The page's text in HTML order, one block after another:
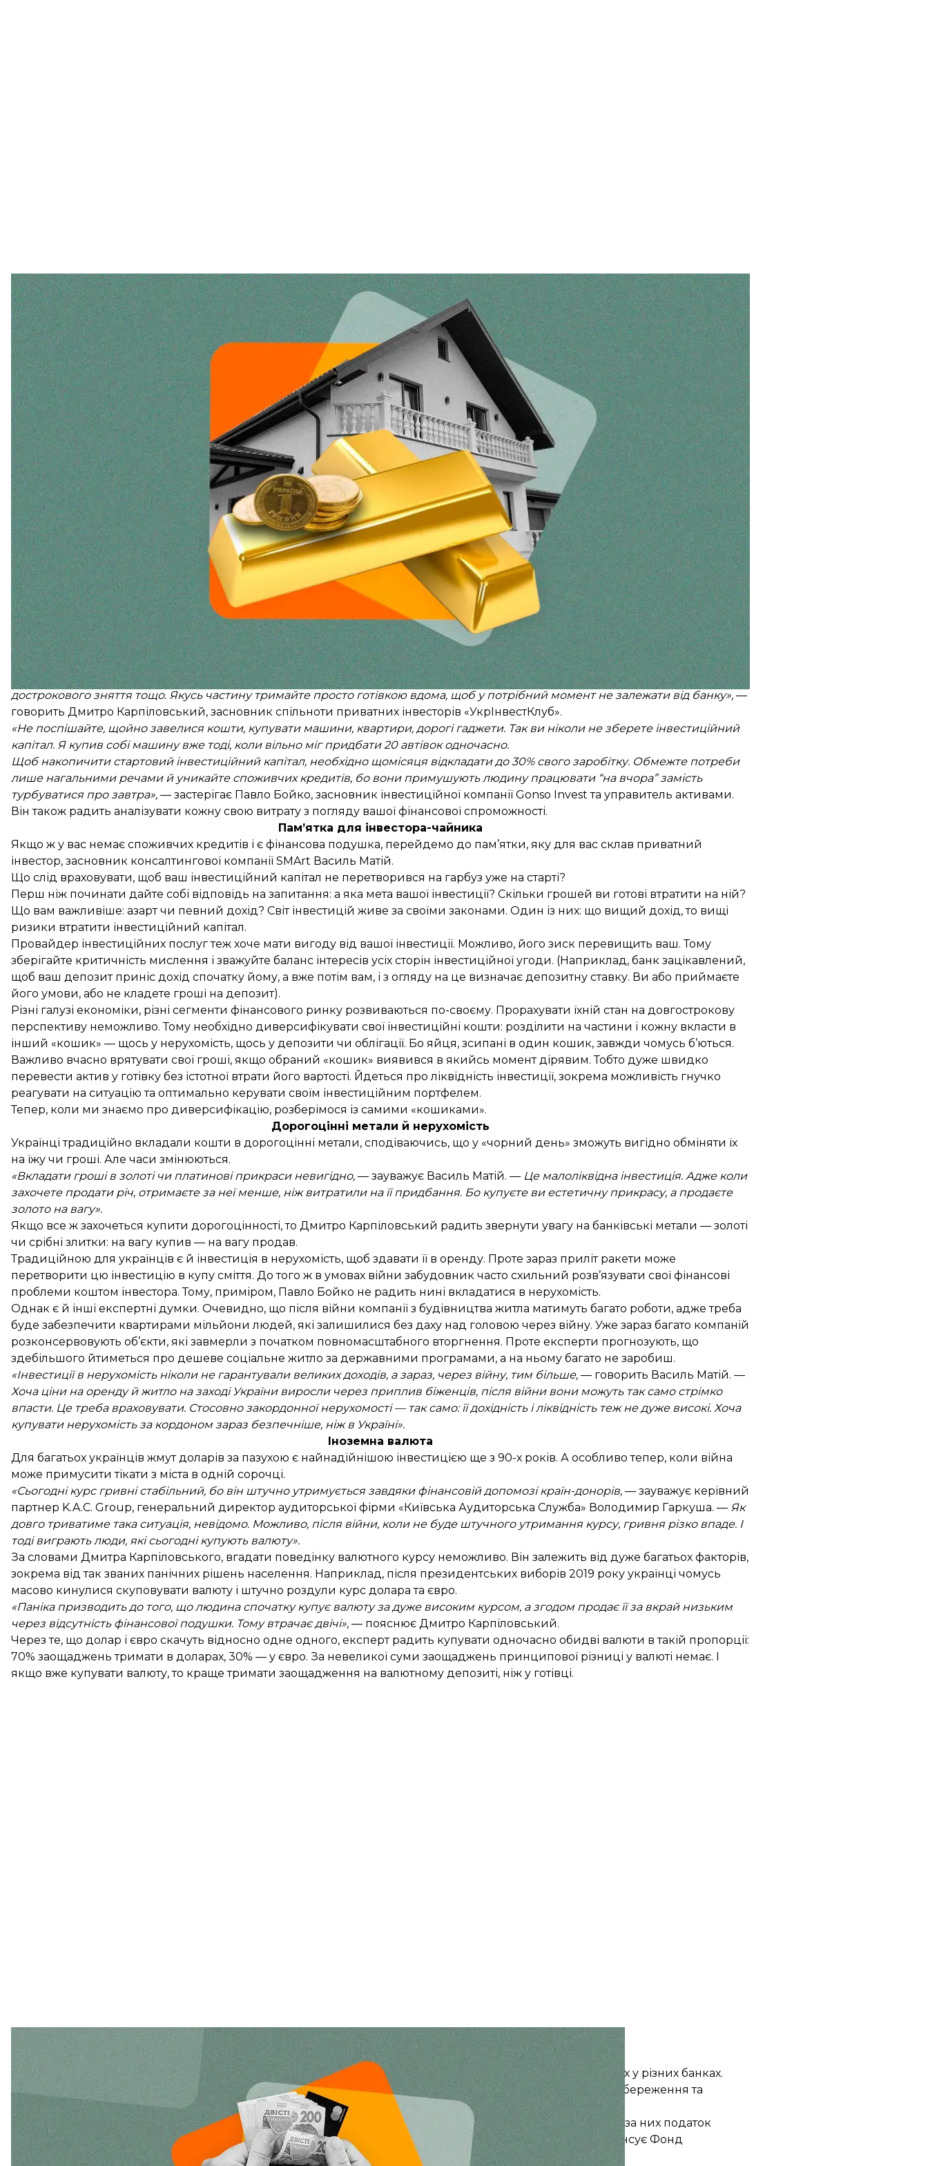
hromadske
Найкраща інвестиція в країні в умовах війни — допомога Cилам оборони. Але будь—яка фінансово грамотна людина знає
про важливість диверсифікації інвестицій. Як зробити так, щоб гроші працювали на вас, — читайте поради фінансових
консультантів у нашому матеріалі.
Які заощадження можна інвестувати?
Якщо ви вирішили стати інвестором, ваша зброя — терпіння, холодний розум і калькулятор. Інвестувати можна тільки ті
кошти, які точно не знадобляться для розв’язання поточних проблем упродовж найближчих пів року, кажуть експерти.
Інакше ви станете схожим на героя анекдоту, який увечері садить картоплю, а вранці викопує, бо нічим поснідати.
Перш ніж задумуватися про інвестиційний капітал, необхідно сформувати фінансову подушку принаймні на кілька місяців.
«Що більше потенційних труднощів загрожує родині (наприклад, поважний вік батьків пов’язаний з можливістю їхніх хвороб,
нестабільність на роботі — з безробіттям), то більше заощаджень вам треба для створення безпекової фінансової подушки.
Фінансову впевненість може забезпечити подушка, що дорівнює сумі ваших регулярних витрат (оплата житла, комунальних
послуг, їжі тощо) не менш як за три місяці. Ці гроші треба зберігати під рукою — у сейфі, на депозиті з можливістю
дострокового зняття тощо. Якусь частину тримайте просто готівкою вдома, щоб у потрібний момент не залежати від банку», —
говорить Дмитро Карпіловський, засновник спільноти приватних інвесторів «УкрІнвестКлуб».
«Не поспішайте, щойно завелися кошти, купувати машини, квартири, дорогі гаджети. Так ви ніколи не зберете інвестиційний
капітал. Я купив собі машину вже тоді, коли вільно міг придбати 20 автівок одночасно.
Щоб накопичити стартовий інвестиційний капітал, необхідно щомісяця відкладати до 30% свого заробітку. Обмежте потреби
лише нагальними речами й уникайте споживчих кредитів, бо вони примушують людину працювати “на вчора” замість
турбуватися про завтра», — застерігає Павло Бойко, засновник інвестиційної компанії Gonso Invest та управитель активами.
Він також радить аналізувати кожну свою витрату з погляду вашої фінансової спроможності.
Пам’ятка для інвестора-чайника
Якщо ж у вас немає споживчих кредитів і є фінансова подушка, перейдемо до пам’ятки, яку для вас склав приватний
інвестор, засновник консалтингової компанії SMArt Василь Матій.
Що слід враховувати, щоб ваш інвестиційний капітал не перетворився на гарбуз уже на старті?
Перш ніж починати дайте собі відповідь на запитання: а яка мета вашої інвестиції? Скільки грошей ви готові втратити на ній?
Що вам важливіше: азарт чи певний дохід? Світ інвестицій живе за своїми законами. Один із них: що вищий дохід, то вищі
ризики втратити інвестиційний капітал.
Провайдер інвестиційних послуг теж хоче мати вигоду від вашої інвестиції. Можливо, його зиск перевищить ваш. Тому
зберігайте критичність мислення і зважуйте баланс інтересів усіх сторін інвестиційної угоди. (Наприклад, банк зацікавлений,
щоб ваш депозит приніс дохід спочатку йому, а вже потім вам, і з огляду на це визначає депозитну ставку. Ви або приймаєте
його умови, або не кладете гроші на депозит).
Різні галузі економіки, різні сегменти фінансового ринку розвиваються по-своєму. Прорахувати їхній стан на довгострокову
перспективу неможливо. Тому необхідно диверсифікувати свої інвестиційні кошти: розділити на частини і кожну вкласти в
інший «кошик» — щось у нерухомість, щось у депозити чи облігації. Бо яйця, зсипані в один кошик, завжди чомусь б’ються.
Важливо вчасно врятувати свої гроші, якщо обраний «кошик» виявився в якийсь момент дірявим. Тобто дуже швидко
перевести актив у готівку без істотної втрати його вартості. Йдеться про ліквідність інвестиції, зокрема можливість гнучко
реагувати на ситуацію та оптимально керувати своїм інвестиційним портфелем.
Тепер, коли ми знаємо про диверсифікацію, розберімося із самими «кошиками».
Дорогоцінні метали й нерухомість
Українці традиційно вкладали кошти в дорогоцінні метали, сподіваючись, що у «чорний день» зможуть вигідно обміняти їх
на їжу чи гроші. Але часи змінюються.
«Вкладати гроші в золоті чи платинові прикраси невигідно, — зауважує Василь Матій. — Це малоліквідна інвестиція. Адже коли
захочете продати річ, отримаєте за неї менше, ніж витратили на її придбання. Бо купуєте ви естетичну прикрасу, а продаєте
золото на вагу».
Якщо все ж захочеться купити дорогоцінності, то Дмитро Карпіловський радить звернути увагу на банківські метали — золоті
чи срібні злитки: на вагу купив — на вагу продав.
Традиційною для українців є й інвестиція в нерухомість, щоб здавати її в оренду. Проте зараз приліт ракети може
перетворити цю інвестицію в купу сміття. До того ж в умовах війни забудовник часто схильний розв’язувати свої фінансові
проблеми коштом інвестора. Тому, приміром, Павло Бойко не радить нині вкладатися в нерухомість.
Однак є й інші експертні думки. Очевидно, що після війни компанії з будівництва житла матимуть багато роботи, адже треба
буде забезпечити квартирами мільйони людей, які залишилися без даху над головою через війну. Уже зараз багато компаній
розконсервовують об’єкти, які завмерли з початком повномасштабного вторгнення. Проте експерти прогнозують, що
здебільшого йтиметься про дешеве соціальне житло за державними програмами, а на ньому багато не заробиш.
«Інвестиції в нерухомість ніколи не гарантували великих доходів, а зараз, через війну, тим більше, — говорить Василь Матій. —
Хоча ціни на оренду й житло на заході України виросли через приплив біженців, після війни вони можуть так само стрімко
впасти. Це треба враховувати. Стосовно закордонної нерухомості — так само: її дохідність і ліквідність теж не дуже високі. Хоча
купувати нерухомість за кордоном зараз безпечніше, ніж в Україні».
Іноземна валюта
Для багатьох українців жмут доларів за пазухою є найнадійнішою інвестицією ще з 90-х років. А особливо тепер, коли війна
може примусити тікати з міста в одній сорочці.
«Сьогодні курс гривні стабільний, бо він штучно утримується завдяки фінансовій допомозі країн-донорів, — зауважує керівний
партнер K.A.C. Group, генеральний директор аудиторської фірми «Київська Аудиторська Служба» Володимир Гаркуша. — Як
довго триватиме така ситуація, невідомо. Можливо, після війни, коли не буде штучного утримання курсу, гривня різко впаде. І
тоді виграють люди, які сьогодні купують валюту».
За словами Дмитра Карпіловського, вгадати поведінку валютного курсу неможливо. Він залежить від дуже багатьох факторів,
зокрема від так званих панічних рішень населення. Наприклад, після президентських виборів 2019 року українці чомусь
масово кинулися скуповувати валюту і штучно роздули курс долара та євро.
«Паніка призводить до того, що людина спочатку купує валюту за дуже високим курсом, а згодом продає її за вкрай низьким
через відсутність фінансової подушки. Тому втрачає двічі», — пояснює Дмитро Карпіловський.
Через те, що долар і євро скачуть відносно одне одного, експерт радить купувати одночасно обидві валюти в такій пропорції:
70% заощаджень тримати в доларах, 30% — у євро. За невеликої суми заощаджень принципової різниці у валюті немає. І
якщо вже купувати валюту, то краще тримати заощадження на валютному депозиті, ніж у готівці.
hromadske
Депозити
Депозити зручні тим, що можна відкрити рахунок у будь-якому банку чи кілька рахунків на різних умовах у різних банках.
Банки ніколи не обмежують ні мінімальну, ні максимальну суму депозиту. І в принципі гарантують їхнє збереження та
примноження.
За словами експертів, депозити мають кілька мінусів: порівняно низька дохідність, необхідність платити за них податок
(разом із військовим збором це 19,5%) та загроза їх втрати через банкрутство банку (максимум, що компенсує Фонд
гарантування вкладів фізичних осіб, — 200 тисяч грн за кожним рахунком).